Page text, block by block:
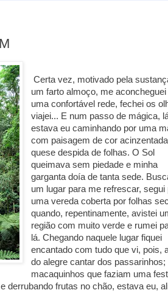
Certa vez, motivado pela
um farto almoço, me aconcheguei
uma confortável rede, fechei os
viajei... E num passo de mágica,
estava eu caminhando por uma
com paisagem de cor
quese despida de folhas. O Sol
queimava sem piedade e minha
garganta doía de tanta sede.
um lugar para me refrescar, segui
uma vereda coberta por folhas
quando, repentinamente, avistei
região com muito verde e rumei
lá. Chegando naquele lugar fiquei
encantado com tudo que vi, pois,
do alegre cantar dos passarinhos;
macaquinhos que faziam uma
derrubando frutas no chão, estava eu,